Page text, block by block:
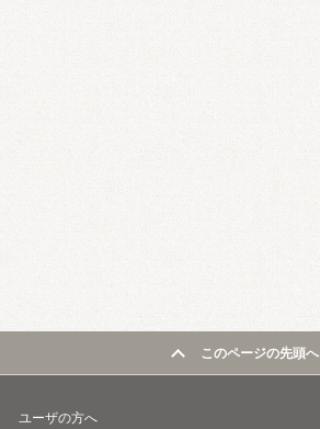
このページの先頭へ
ユーザの方へ